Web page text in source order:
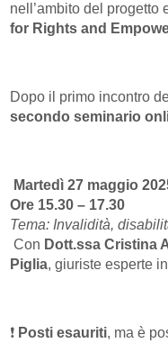
nell’ambito del progetto
for Rights and
Dopo il primo incontro
secondo seminario
Martedì 27 maggio
Ore 15.30 – 17.30
Tema: Invalidità,
️ Con Dott.ssa Cristina
Piglia, giuriste esperte
❗ Posti esauriti, ma è